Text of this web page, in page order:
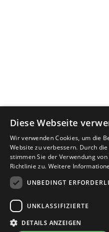
Diese Webseite
Wir verwenden Cookies, um die
Website zu verbessern. Durch
stimmen Sie der Verwendung
Richtlinie zu. Weitere
UNBEDINGT
UNKLASSIFIZIERTE
DETAILS ANZEIGEN